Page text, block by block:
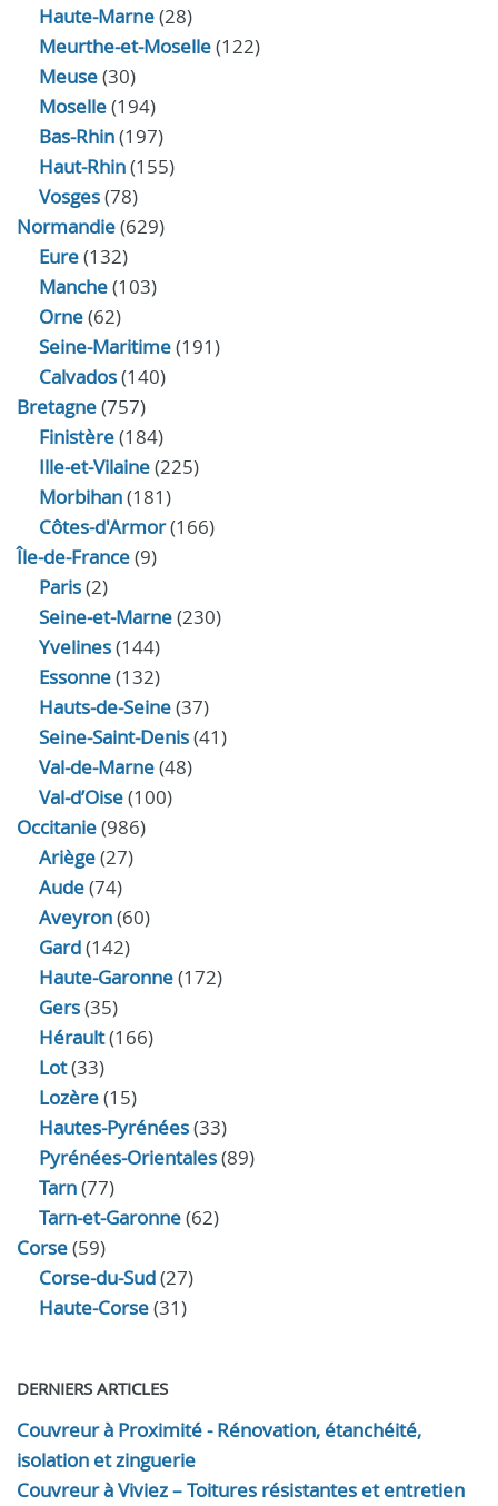
Haute-Marne(28)
Meurthe-et-Moselle(122)
Meuse(30)
Moselle(194)
Bas-Rhin(197)
Haut-Rhin(155)
Vosges(78)
Normandie(629)
Eure(132)
Manche(103)
Orne(62)
Seine-Maritime(191)
Calvados(140)
Bretagne(757)
Finistère(184)
Ille-et-Vilaine(225)
Morbihan(181)
Côtes-d'Armor(166)
Île-de-France(9)
Paris(2)
Seine-et-Marne(230)
Yvelines(144)
Essonne(132)
Hauts-de-Seine(37)
Seine-Saint-Denis(41)
Val-de-Marne(48)
Val-d’Oise(100)
Occitanie(986)
Ariège(27)
Aude(74)
Aveyron(60)
Gard(142)
Haute-Garonne(172)
Gers(35)
Hérault(166)
Lot(33)
Lozère(15)
Hautes-Pyrénées(33)
Pyrénées-Orientales(89)
Tarn(77)
Tarn-et-Garonne(62)
Corse(59)
Corse-du-Sud(27)
Haute-Corse(31)
DERNIERS ARTICLES
Couvreur à Proximité - Rénovation, étanchéité,
isolation et zinguerie
Couvreur à Viviez – Toitures résistantes et entretien